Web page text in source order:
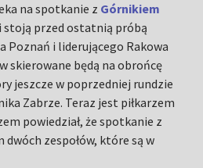
na spotkanie z Górnikiem
stoją przed ostatnią próbą
Poznań i liderującego Rakowa
skierowane będą na obrońcę
jeszcze w poprzedniej rundzie
Zabrze. Teraz jest piłkarzem
powiedział, że spotkanie z
zespołów, które są w